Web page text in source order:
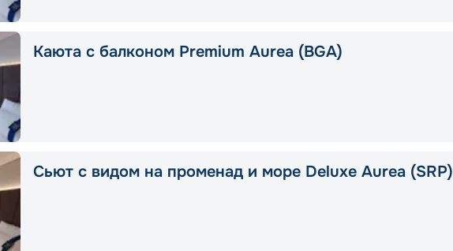
Каюта с балконом Premium Aurea (BGA)
Сьют с видом на променад и море Deluxe Aurea (SRP)